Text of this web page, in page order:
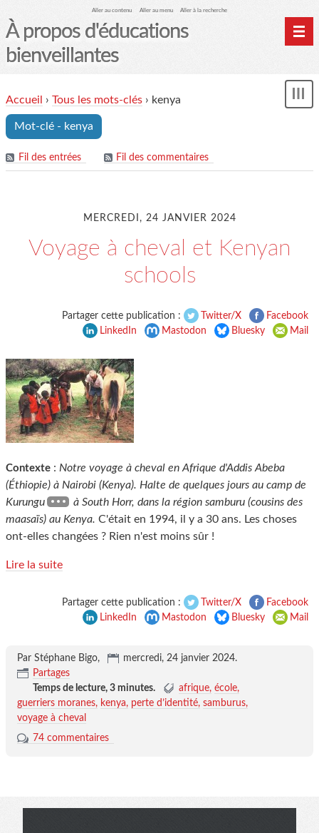
Aller au contenu Aller au menu Aller à la recherche
À propos d'éducations
bienveillantes
Archives
Mon monde du cheval
Accueil › Tous les mots-clés › kenya
Mot-clé - kenya
Fil des entrées Fil des commentaires
MERCREDI, 24 JANVIER 2024
Voyage à cheval et Kenyan
schools
Partager cette publication : Twitter/X
Facebook
LinkedIn
Mastodon Bluesky Mail
Contexte : Notre voyage à cheval en Afrique d'Addis Abeba
(Éthiopie) à Nairobi (Kenya). Halte de quelques jours au camp de
Kurungu
à South Horr, dans la région samburu (cousins des
maasaïs) au Kenya. C'était en 1994, il y a 30 ans. Les choses
ont-elles changées ? Rien n'est moins sûr !
Lire la suite
Partager cette publication : Twitter/X
Facebook
LinkedIn
Mastodon Bluesky Mail
Par Stéphane Bigo, mercredi, 24 janvier 2024.
Partages
Temps de lecture, 3 minutes. afrique école
guerriers moranes
kenya perte d’identité samburus
voyage à cheval
74 commentaires